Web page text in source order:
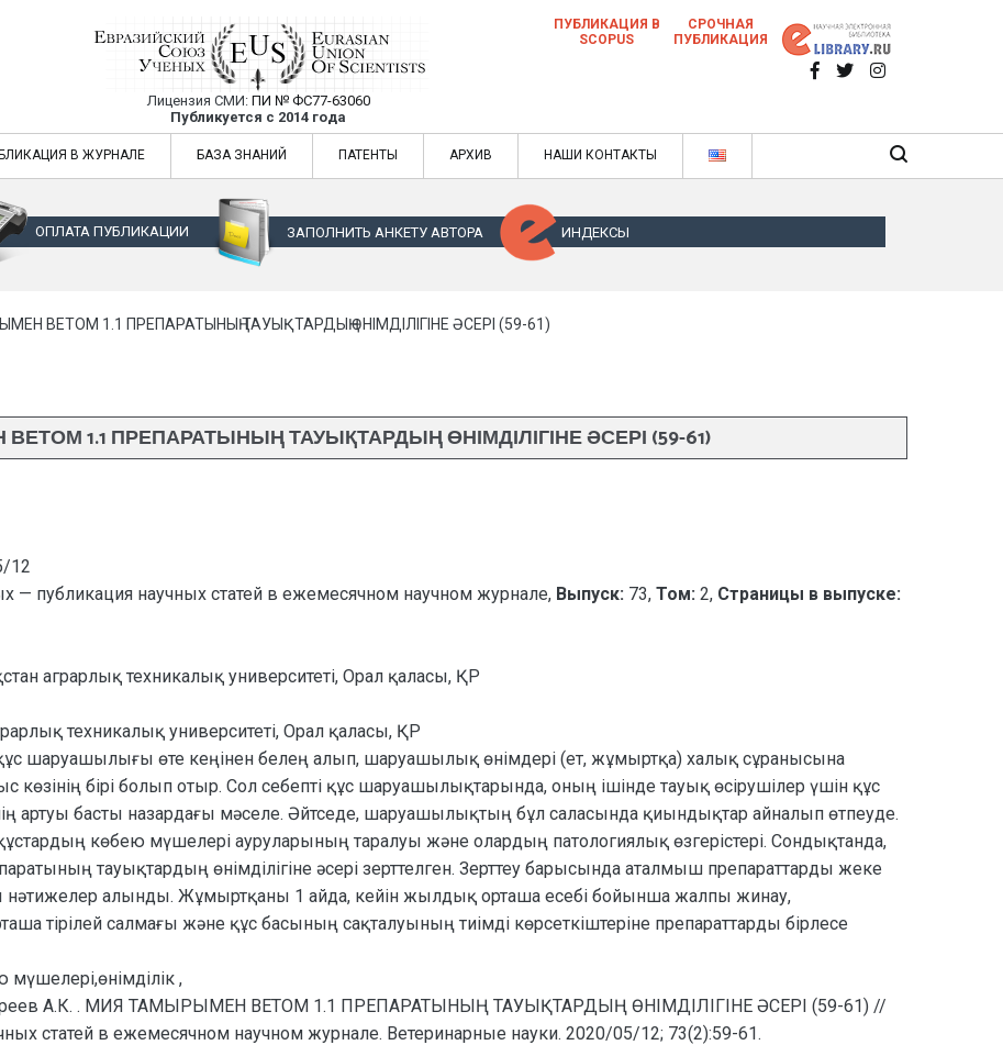
Евразийский Союз Ученых — публикация научных статей в ежемесячном научном
журнале
Лицензия СМИ: ПИ № ФС77-63060
Публикуется с 2014 года
Евразийский Союз Ученых — публикация научных статей в ежемесячном научном журнале
ПУБЛИКАЦИЯ В
SCOPUS
СРОЧНАЯ
ПУБЛИКАЦИЯ
В ЖУРНАЛЕ БАЗА ЗНАНИЙ ПАТЕНТЫ АРХИВ НАШИ КОНТАКТЫ
ОПЛАТА ПУБЛИКАЦИИ ЗАПОЛНИТЬ АНКЕТУ АВТОРА ИНДЕКСЫ
ВЕТОМ 1.1 ПРЕПАРАТЫНЫҢ ТАУЫҚТАРДЫҢ ӨНІМДІЛІГІНЕ ӘСЕРІ (59-61)
1.1 ПРЕПАРАТЫНЫҢ ТАУЫҚТАРДЫҢ ӨНІМДІЛІГІНЕ ӘСЕРІ (59-61)
12
— публикация научных статей в ежемесячном научном журнале, Выпуск: 73, Том: 2, Страницы в выпуске:
аграрлық техникалық университеті, Орал қаласы, ҚР
техникалық университеті, Орал қаласы, ҚР
құс шаруашылығы өте кеңінен белең алып, шаруашылық өнімдері (ет, жұмыртқа) халық сұранысына
бірі болып отыр. Сол себепті құс шаруашылықтарында, оның ішінде тауық өсірушілер үшін құс
артуы басты назардағы мəселе. Әйтседе, шаруашылықтың бұл саласында қиындықтар айналып өтпеуде.
құстардың көбею мүшелері ауруларының таралуы жəне олардың патологиялық өзгерістері. Сондықтанда,
тауықтардың өнімділігіне əсері зерттелген. Зерттеу барысында аталмыш препараттарды жеке
нəтижелер алынды. Жұмыртқаны 1 айда, кейін жылдық орташа есебі бойынша жалпы жинау,
тірілей салмағы жəне құс басының сақталуының тиімді көрсеткіштеріне препараттарды бірлесе
,
А.К. . МИЯ ТАМЫРЫМЕН ВЕТОМ 1.1 ПРЕПАРАТЫНЫҢ ТАУЫҚТАРДЫҢ ӨНІМДІЛІГІНЕ ӘСЕРІ (59-61) //
статей в ежемесячном научном журнале. Ветеринарные науки. 2020/05/12; 73(2):59-61.